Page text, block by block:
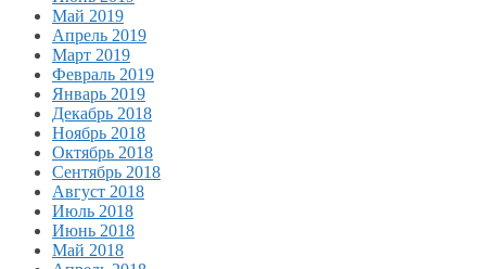
Май 2019
Апрель 2019
Март 2019
Февраль 2019
Январь 2019
Декабрь 2018
Ноябрь 2018
Октябрь 2018
Сентябрь 2018
Август 2018
Июль 2018
Июнь 2018
Май 2018